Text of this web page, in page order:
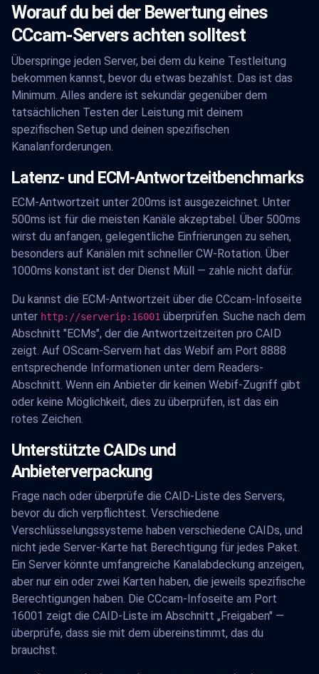
Worauf du bei der Bewertung eines
CCcam-Servers achten solltest
Überspringe jeden Server, bei dem du keine Testleitung
bekommen kannst, bevor du etwas bezahlst. Das ist das
Minimum. Alles andere ist sekundär gegenüber dem
tatsächlichen Testen der Leistung mit deinem
spezifischen Setup und deinen spezifischen
Kanalanforderungen.
Latenz- und ECM-Antwortzeitbenchmarks
ECM-Antwortzeit unter 200ms ist ausgezeichnet. Unter
500ms ist für die meisten Kanäle akzeptabel. Über 500ms
wirst du anfangen, gelegentliche Einfrierungen zu sehen,
besonders auf Kanälen mit schneller CW-Rotation. Über
1000ms konstant ist der Dienst Müll — zahle nicht dafür.
Du kannst die ECM-Antwortzeit über die CCcam-Infoseite
unter http://serverip:16001 überprüfen. Suche nach dem
Abschnitt "ECMs", der die Antwortzeitzeiten pro CAID
zeigt. Auf OScam-Servern hat das Webif am Port 8888
entsprechende Informationen unter dem Readers-
Abschnitt. Wenn ein Anbieter dir keinen Webif-Zugriff gibt
oder keine Möglichkeit, dies zu überprüfen, ist das ein
rotes Zeichen.
Unterstützte CAIDs und
Anbieterverpackung
Frage nach oder überprüfe die CAID-Liste des Servers,
bevor du dich verpflichtest. Verschiedene
Verschlüsselungssysteme haben verschiedene CAIDs, und
nicht jede Server-Karte hat Berechtigung für jedes Paket.
Ein Server könnte umfangreiche Kanalabdeckung anzeigen,
aber nur ein oder zwei Karten haben, die jeweils spezifische
Berechtigungen haben. Die CCcam-Infoseite am Port
16001 zeigt die CAID-Liste im Abschnitt „Freigaben" —
überprüfe, dass sie mit dem übereinstimmt, das du
brauchst.